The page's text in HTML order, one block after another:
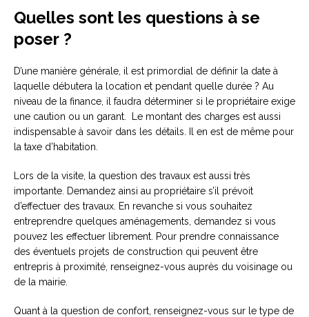
Quelles sont les questions à se
poser ?
D’une manière générale, il est primordial de définir la date à
laquelle débutera la location et pendant quelle durée ? Au
niveau de la finance, il faudra déterminer si le propriétaire exige
une caution ou un garant. Le montant des charges est aussi
indispensable à savoir dans les détails. Il en est de même pour
la taxe d’habitation.
Lors de la visite, la question des travaux est aussi très
importante. Demandez ainsi au propriétaire s’il prévoit
d’effectuer des travaux. En revanche si vous souhaitez
entreprendre quelques aménagements, demandez si vous
pouvez les effectuer librement. Pour prendre connaissance
des éventuels projets de construction qui peuvent être
entrepris à proximité, renseignez-vous auprès du voisinage ou
de la mairie.
Quant à la question de confort, renseignez-vous sur le type de